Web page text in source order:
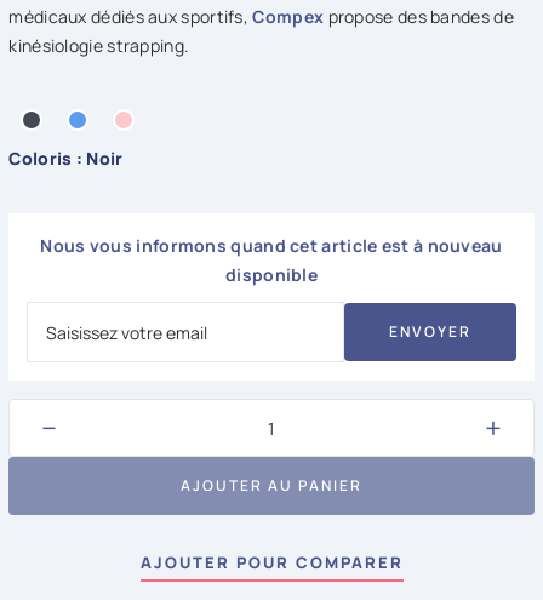
médicaux dédiés aux sportifs,Compex propose des bandes de
kinésiologie strapping.
Coloris : Noir
Noir Bleu Rose
Nous vous informons quand cet article est à nouveau
disponible
ENVOYER
− +
AJOUTER AU PANIER
AJOUTER POUR COMPARER